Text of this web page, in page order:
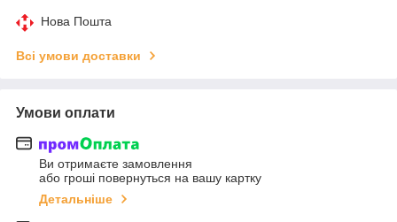
Нова Пошта
Всі умови доставки
Умови оплати
Ви отримаєте замовлення
або гроші повернуться на вашу картку
Детальніше